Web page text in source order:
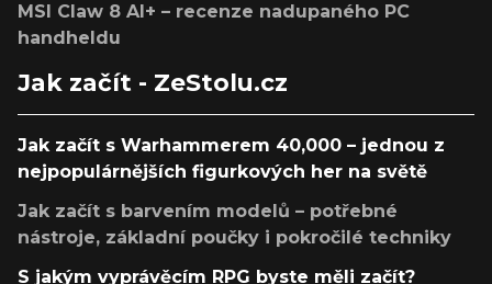
MSI Claw 8 AI+ – recenze nadupaného PC
handheldu
Jak začít - ZeStolu.cz
Jak začít s Warhammerem 40,000 – jednou z
nejpopulárnějších figurkových her na světě
Jak začít s barvením modelů – potřebné
nástroje, základní poučky i pokročilé techniky
S jakým vyprávěcím RPG byste měli začít?